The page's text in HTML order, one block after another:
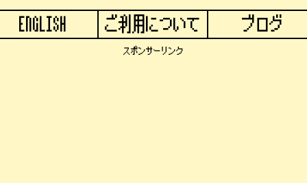
ENGLISH ご利用について ブログ
スポンサーリンク